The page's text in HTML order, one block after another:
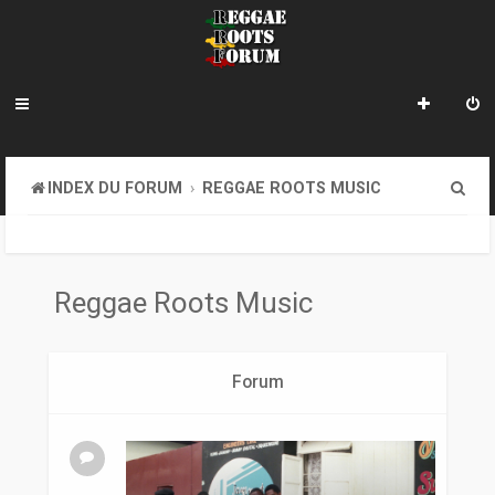
INDEX DU FORUM REGGAE ROOTS MUSIC
Reggae Roots Music
Forum